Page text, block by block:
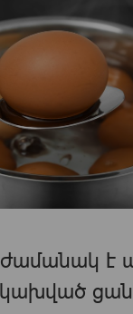
է
կախված